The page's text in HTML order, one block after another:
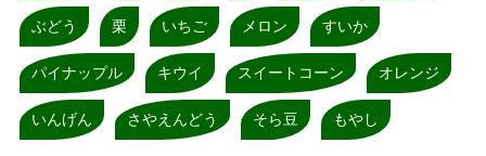
ぶどう 栗 いちご メロン すいか
パイナップル キウイ スイートコーン オレンジ
いんげん さやえんどう そら豆 もやし